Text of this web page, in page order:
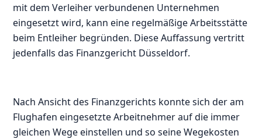
mit dem Verleiher verbundenen Unternehmen
eingesetzt wird, kann eine regelmäßige Arbeitsstätte
beim Entleiher begründen. Diese Auffassung vertritt
jedenfalls das Finanzgericht Düsseldorf.
Nach Ansicht des Finanzgerichts konnte sich der am
Flughafen eingesetzte Arbeitnehmer auf die immer
gleichen Wege einstellen und so seine Wegekosten